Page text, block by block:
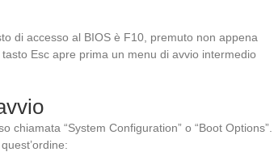
di accesso al BIOS è F10, premuto non appena
Esc apre prima un menu di avvio intermedio
“System Configuration” o “Boot Options”.